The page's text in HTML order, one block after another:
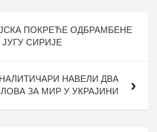
ПОКРЕЋЕ ОДБРАМБЕНЕ
СИРИЈЕ
НАВЕЛИ ДВА
ЗА МИР У УКРАЈИНИ